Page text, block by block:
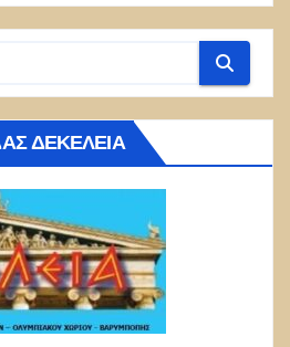
ΔΕΚΈΛΕΙΑ